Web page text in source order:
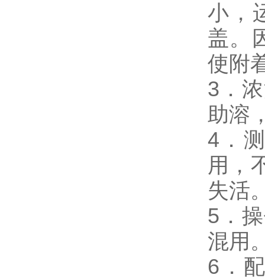
小，
盖。
使附
3．
助溶
4．
用，
失活
5．
混用
6．